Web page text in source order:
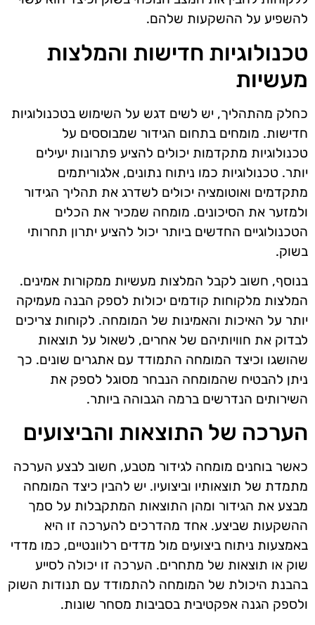
להשפיע על ההשקעות שלהם.
טכנולוגיות חדישות והמלצות
מעשיות
כחלק מהתהליך, יש לשים דגש על השימוש בטכנולוגיות
חדישות. מומחים בתחום הגידור שמבוססים על
טכנולוגיות מתקדמות יכולים להציע פתרונות יעילים
יותר. טכנולוגיות כמו ניתוח נתונים, אלגוריתמים
מתקדמים ואוטומציה יכולים לשדרג את תהליך הגידור
ולמזער את הסיכונים. מומחה שמכיר את הכלים
הטכנולוגיים החדשים ביותר יכול להציע יתרון תחרותי
בשוק.
בנוסף, חשוב לקבל המלצות מעשיות ממקורות אמינים.
המלצות מלקוחות קודמים יכולות לספק הבנה מעמיקה
יותר על האיכות והאמינות של המומחה. לקוחות צריכים
לבדוק את חוויותיהם של אחרים, לשאול על תוצאות
שהושגו וכיצד המומחה התמודד עם אתגרים שונים. כך
ניתן להבטיח שהמומחה הנבחר מסוגל לספק את
השירותים הנדרשים ברמה הגבוהה ביותר.
הערכה של התוצאות והביצועים
כאשר בוחנים מומחה לגידור מטבע, חשוב לבצע הערכה
מתמדת של תוצאותיו וביצועיו. יש להבין כיצד המומחה
מבצע את הגידור ומהן התוצאות המתקבלות על סמך
ההשקעות שביצע. אחד מהדרכים להערכה זו היא
באמצעות ניתוח ביצועים מול מדדים רלוונטיים, כמו מדדי
שוק או תוצאות של מתחרים. הערכה זו יכולה לסייע
בהבנת היכולת של המומחה להתמודד עם תנודות השוק
ולספק הגנה אפקטיבית בסביבות מסחר שונות.